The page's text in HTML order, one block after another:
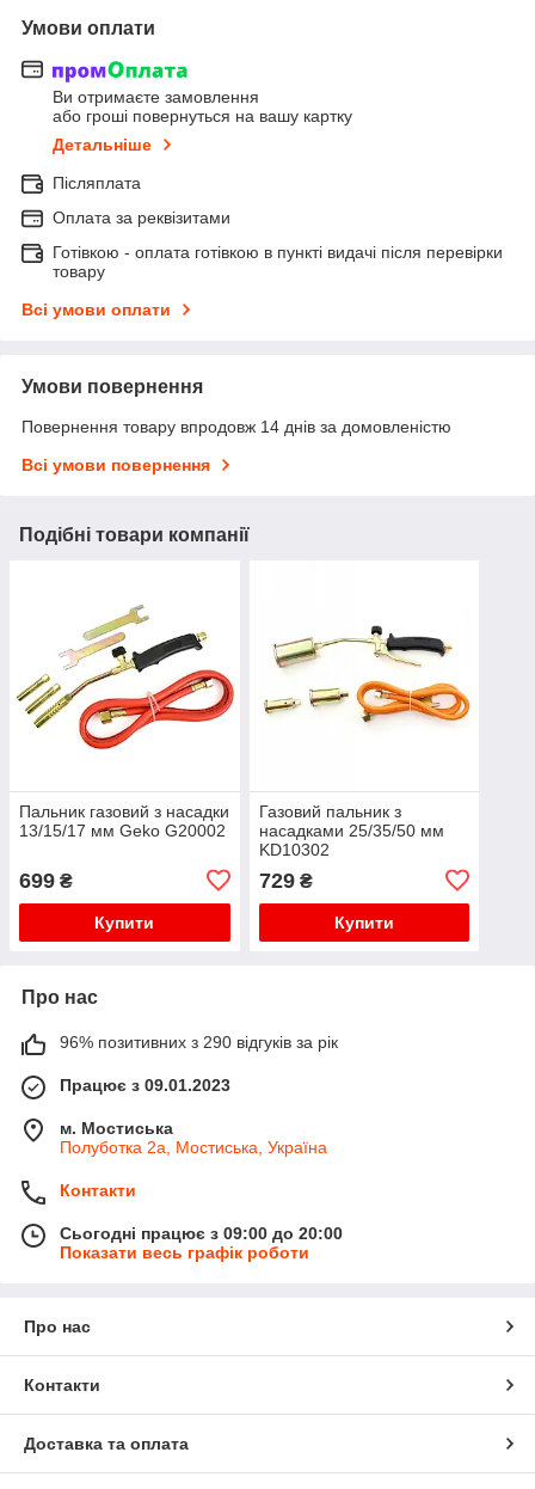
Умови оплати
Ви отримаєте замовлення
або гроші повернуться на вашу картку
Детальніше
Післяплата
Оплата за реквізитами
Готівкою - оплата готівкою в пункті видачі після перевірки
товару
Всі умови оплати
Умови повернення
Повернення товару впродовж 14 днів за домовленістю
Всі умови повернення
Подібні товари компанії
Пальник газовий з насадки
13/15/17 мм Geko G20002
699 ₴
Купити
Газовий пальник з
насадками 25/35/50 мм
KD10302
729₴
Купити
Про нас
96% позитивних з 290 відгуків за рік
Працює з 09.01.2023
м. Мостиська
Полуботка 2а, Мостиська, Україна
Контакти
Сьогодні працює з 09:00 до 20:00
Показати весь графік роботи
Про нас
Контакти
Доставка та оплата